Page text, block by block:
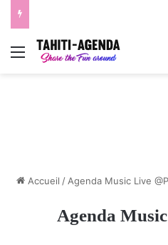
Menu
Accueil / Agenda Music Live
Agenda